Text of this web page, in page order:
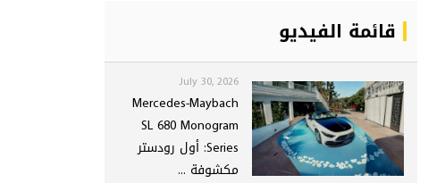
قائمة الفيديو
July 30, 2026
Mercedes-Maybach
SL 680 Monogram
Series: أول رودستر
مكشوفة ...